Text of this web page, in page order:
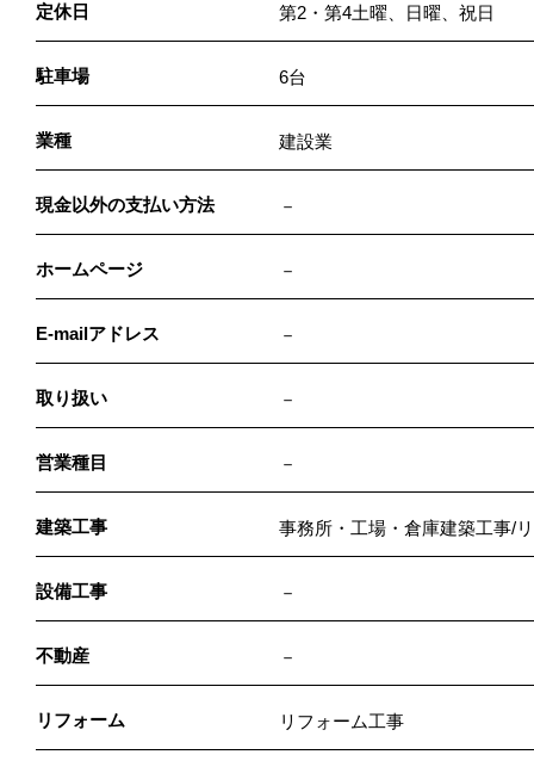
定休日 第2・第4土曜、日曜、祝日
駐車場 6台
業種 建設業
現金以外の支払い方法 －
ホームページ －
E-mailアドレス －
取り扱い －
営業種目 －
建築工事 事務所・工場・倉庫建築工事/
設備工事 －
不動産 －
リフォーム リフォーム工事